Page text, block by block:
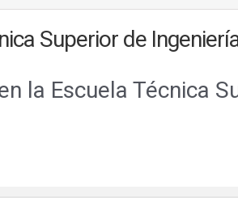
Superior de
la Escuela Técnica